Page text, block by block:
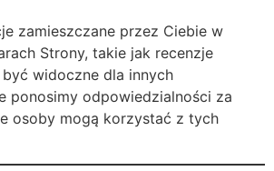
zamieszczane przez Ciebie w
Strony, takie jak recenzje
widoczne dla innych
ponosimy odpowiedzialności za
osoby mogą korzystać z tych